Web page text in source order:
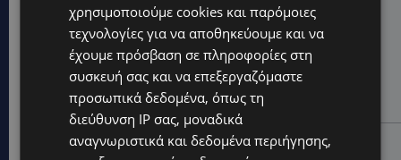
Hot this week
UPDATES
ΑΛΕΞΙΑ ΠΟΤΑΜΙΤΟΥ: Από την προσωπική απώλεια
στην κοινωνική προσφορά – Αναλαμβάνει το
χαρτοφυλάκιο Κοινωνικής Πρόνοιας στον ΔΗΣΥ
UPDATES
χρησιμοποιούμε cookies και παρόμοιες
τεχνολογίες για να αποθηκεύουμε και να
έχουμε πρόσβαση σε πληροφορίες στη
συσκευή σας και να επεξεργαζόμαστε
προσωπικά δεδομένα, όπως τη
διεύθυνση IP σας, μοναδικά
αναγνωριστικά και δεδομένα περιήγησης,